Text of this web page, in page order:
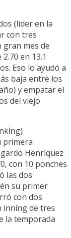
(líder en la
con tres
gran mes de
en 13.1
Eso lo ayudó a
baja entre los
y empatar el
del viejo
primera
Henríquez
con 10 ponches
las dos
su primer
con dos
inning de tres
la temporada